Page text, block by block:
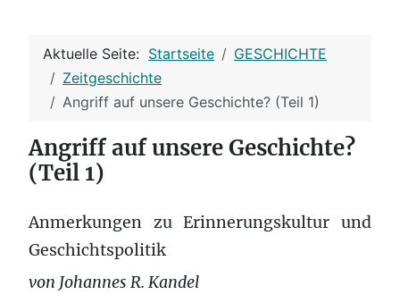
Aktuelle Seite: Startseite
GESCHICHTE
Zeitgeschichte
Angriff auf unsere Geschichte? (Teil 1)
Angriff auf unsere Geschichte?
(Teil 1)
Anmerkungen zu Erinnerungskultur und
Geschichtspolitik
von Johannes R. Kandel